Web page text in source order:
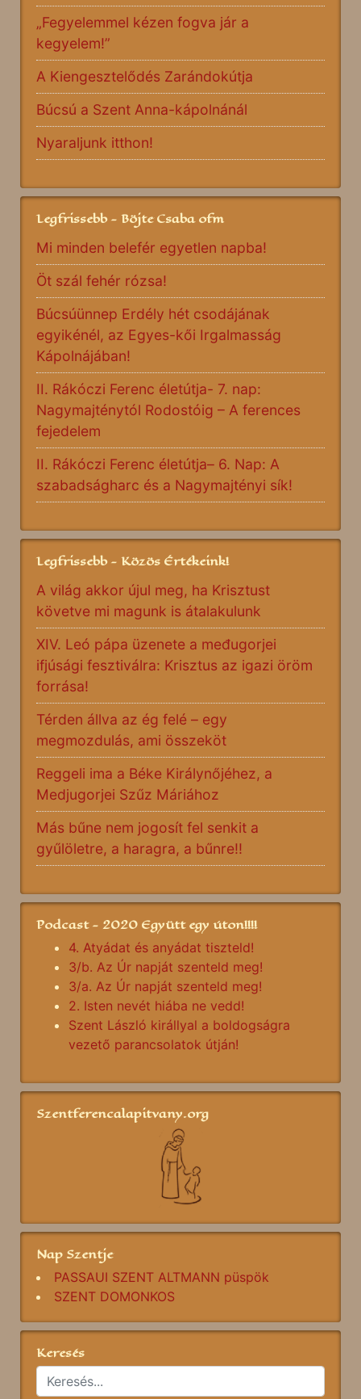
„Fegyelemmel kézen fogva jár a
kegyelem!”
A Kiengesztelődés Zarándokútja
Búcsú a Szent Anna-kápolnánál
Nyaraljunk itthon!
Legfrissebb - Böjte Csaba ofm
Mi minden belefér egyetlen napba!
Öt szál fehér rózsa!
Búcsúünnep Erdély hét csodájának
egyikénél, az Egyes-kői Irgalmasság
Kápolnájában!
II. Rákóczi Ferenc életútja- 7. nap:
Nagymajténytól Rodostóig – A ferences
fejedelem
II. Rákóczi Ferenc életútja– 6. Nap: A
szabadságharc és a Nagymajtényi sík!
Legfrissebb - Közös Értékeink!
A világ akkor újul meg, ha Krisztust
követve mi magunk is átalakulunk
XIV. Leó pápa üzenete a međugorjei
ifjúsági fesztiválra: Krisztus az igazi öröm
forrása!
Térden állva az ég felé – egy
megmozdulás, ami összeköt
Reggeli ima a Béke Királynőjéhez, a
Medjugorjei Szűz Máriához
Más bűne nem jogosít fel senkit a
gyűlöletre, a haragra, a bűnre!!
Podcast - 2020 Együtt egy úton!!!!
4. Atyádat és anyádat tiszteld!
3/b. Az Úr napját szenteld meg!
3/a. Az Úr napját szenteld meg!
2. Isten nevét hiába ne vedd!
Szent László királlyal a boldogságra
vezető parancsolatok útján!
Szentferencalapitvany.org
Nap Szentje
PASSAUI SZENT ALTMANN püspök
SZENT DOMONKOS
Keresés